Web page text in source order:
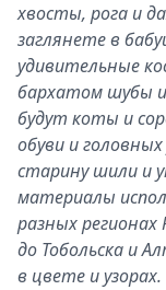
хвосты, рога и
заглянете в
удивительные
бархатом шубы
будут коты и
обуви и
старину шили и
материалы
разных регионах
до Тобольска и
в цвете и узорах.